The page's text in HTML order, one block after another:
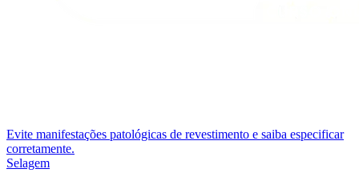
Evite manifestações patológicas de revestimento e saiba especificar
corretamente.
Selagem